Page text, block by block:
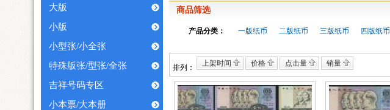
大版
小版
小型张/小全张
特殊版张/型张/全张
吉祥号码专区
小本票/大本册
商品筛选
产品分类： 一版纸币 二版纸币 三版纸币 四版纸币
排列： 上架时间 价格 点击量 销量